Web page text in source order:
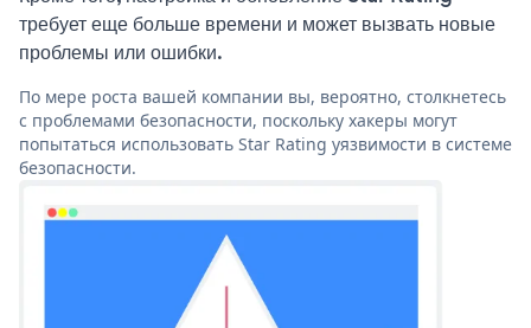
требует еще больше времени и может вызвать новые
проблемы или ошибки.
По мере роста вашей компании вы, вероятно, столкнетесь
с проблемами безопасности, поскольку хакеры могут
попытаться использовать Star Rating уязвимости в системе
безопасности.